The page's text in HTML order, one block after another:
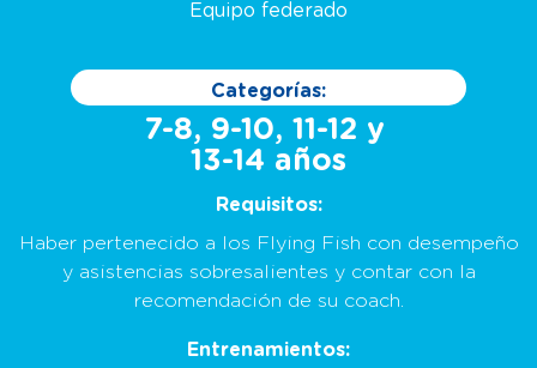
Equipo federado
Categorías:
7-8, 9-10, 11-12 y
13-14 años
Requisitos:
Haber pertenecido a los Flying Fish con desempeño
y asistencias sobresalientes y contar con la
recomendación de su coach.
Entrenamientos: